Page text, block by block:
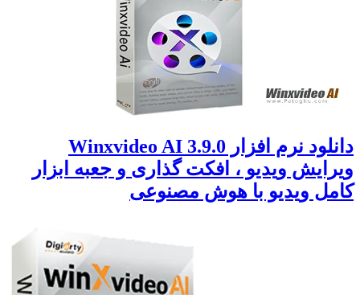
دانلود نرم افزار Winxvideo AI 3.9.0
ویرایش ویدیو ، افکت گذاری و جعبه ابزار
کامل ویدیو با هوش مصنوعی